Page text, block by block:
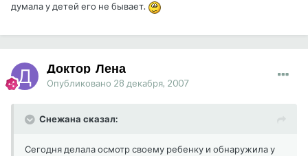
думала у детей его не бывает.
Доктор_Лена
Опубликовано 28 декабря, 2007
Снежана сказал:
Сегодня делала осмотр своему ребенку и обнаружила у